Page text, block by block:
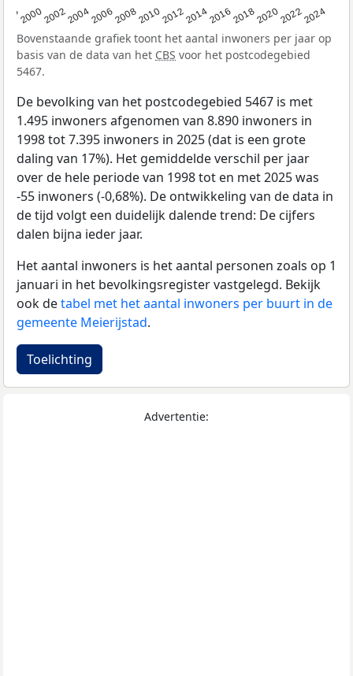
2000200220042006200820102012201420162018202020222024
Bovenstaande grafiek toont het aantal inwoners per jaar op
basis van de data van het CBS voor het postcodegebied
5467.
De bevolking van het postcodegebied 5467 is met
1.495 inwoners afgenomen van 8.890 inwoners in
1998 tot 7.395 inwoners in 2025 (dat is een grote
daling van 17%). Het gemiddelde verschil per jaar
over de hele periode van 1998 tot en met 2025 was
-55 inwoners (-0,68%). De ontwikkeling van de data in
de tijd volgt een duidelijk dalende trend: De cijfers
dalen bijna ieder jaar.
Het aantal inwoners is het aantal personen zoals op 1
januari in het bevolkingsregister vastgelegd. Bekijk
ook detabel met het aantal inwoners per buurt in de
gemeente Meierijstad.
Toelichting
Advertentie: